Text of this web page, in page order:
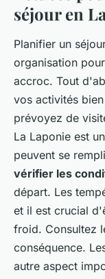
séjour en
Planifier un
organisation
accroc. Tout
vos activités
prévoyez de
La Laponie est
peuvent se
vérifier les
départ. Les
et il est crucial
froid. Consultez
conséquence.
autre aspect